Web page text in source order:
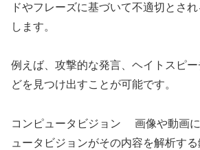
ドやフレーズに基づいて不適切とさ
します。
例えば、攻撃的な発言、ヘイトスピ
どを見つけ出すことが可能です。
コンピュータビジョン 画像や動画
ュータビジョンがその内容を解析する